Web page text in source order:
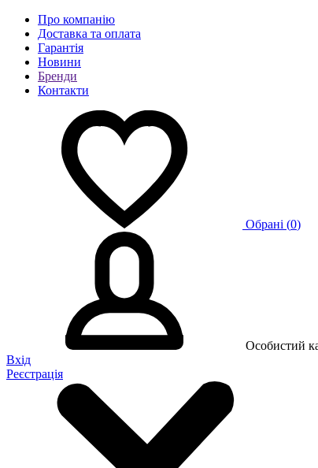
Про компанію
Доставка та оплата
Гарантія
Новини
Бренди
Контакти
Обрані (0)
Особистий
Вхід
Реєстрація